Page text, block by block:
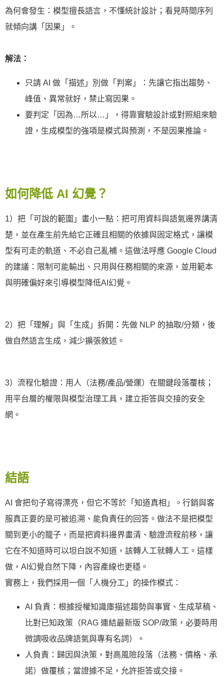
為何會發生：模型擅長語言，不懂統計設計；看見時間序列
就傾向講「因果」。
解法：
只請 AI 做「描述」別做「判案」：先讓它指出趨勢、
峰值、異常就好，禁止寫因果。
要判定「因為…所以…」，得靠實驗設計或對照組來驗
證，生成模型的強項是模式與預測，不是因果推論。
如何降低 AI 幻覺？
1）把「可說的範圍」畫小一點：把可用資料與語氣邊界講清
楚，並在產生前先給它正確且相關的依據與固定格式，讓模
型有可走的軌道、不必自己亂補。這做法呼應 Google Cloud
的建議：限制可能輸出、只用與任務相關的來源，並用範本
與明確偏好來引導模型降低AI幻覺。
2）把「理解」與「生成」拆開：先做 NLP 的抽取/分類，後
做自然語言生成，減少擴張敘述。
3）流程化驗證：用人（法務/產品/營運）在關鍵段落覆核；
用平台層的權限與模型治理工具，建立拒答與交接的安全
網。
結語
AI 會把句子寫得漂亮，但它不等於「知道真相」。行銷與客
服真正要的是可被追溯、能負責任的回答。做法不是把模型
關到更小的籠子，而是把資料邊界畫清、驗證流程前移，讓
它在不知道時可以坦白說不知道，該轉人工就轉人工。這樣
做，AI幻覺自然下降，內容產線也更穩。
實務上，我們採用一個「人機分工」的操作模式：
AI 負責：根據授權知識庫描述趨勢與事實、生成草稿、
比對已知政策（RAG 連結最新版 SOP/政策，必要時用
微調吸收品牌語氣與專有名詞）。
人負責：歸因與決策，對高風險段落（法務、價格、承
諾）做覆核；當證據不足，允許拒答或交接。